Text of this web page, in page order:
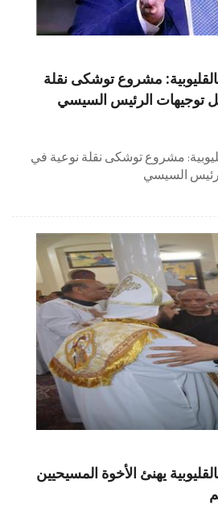
مشروع توشكى نقلة
توجيهات الرئيس السيسي
مشروع توشكى نقلة نوعية في
السيسي
يهنئ الأخوة المسيحيين